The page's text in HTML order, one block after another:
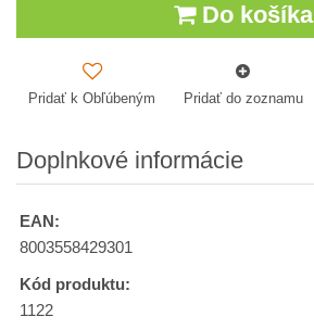
Do košíka
Pridať k Obľúbeným Pridať do zoznamu
Doplnkové informácie
EAN:
8003558429301
Kód produktu:
1122